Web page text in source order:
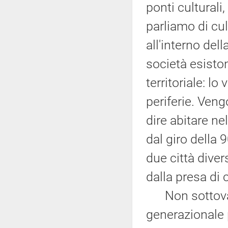
ponti
parliamo di
all'interno
società
territoriale: lo
periferie.
dire abitare
dal giro della
due città
dalla presa di
Non